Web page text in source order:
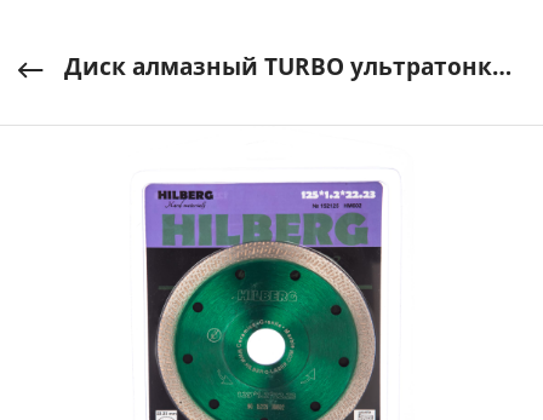
Диск алмазный TURBO ультратонкий s-тип 125х22 мм HILBERG арт. HM602